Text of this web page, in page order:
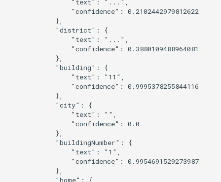
                "confidence": 0.2102442979812622
            },
            "district": {
                "text": "...",
                "confidence": 0.3880109488964081
            },
            "building": {
                "text": "11",
                "confidence": 0.9995378255844116
            },
            "city": {
                "text": "",
                "confidence": 0.0
            },
            "buildingNumber": {
                "text": "1",
                "confidence": 0.9954691529273987
            },
            "home": {